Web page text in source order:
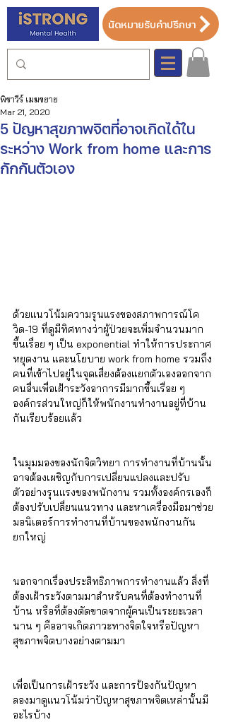
นัดหมายรับคำปรึกษา
5 ปัญหาสุขภาพจิตที่อาจเกิดได้ใน
ระหว่าง Work from home และการ
กักกันตัวเอง
พิชาวีร์ เมฆขยาย
Mar 21, 2020
ด้วยแนวโน้มความรุนแรงของสภาพการณ์โค
วิด-19 ที่ดูมีทิศทางว่าผู้ป่วยจะเพิ่มจำนวนมาก
ขึ้นเรื่อย ๆ เป็น exponential ทำให้การประกาศ
หยุดงาน และนโยบาย work from home รวมถึง
คนที่เข้าไปอยู่ในจุดเสี่ยงต้องแยกตัวเองออกจาก
คนอื่นเพื่อเฝ้าระวังอาการมีมากขึ้นเรื่อย ๆ
องค์กรส่วนใหญ่ก็ให้พนักงานทำงานอยู่ที่บ้าน
กันเรียบร้อยแล้ว
ในมุมมองของนักจิตวิทยา การทำงานที่บ้านนั้น
อาจต้องเผชิญกับการเปลี่ยนแปลงและปรับ
ตัวอย่างรุนแรงของพนักงาน รวมทั้งองค์กรเองก็
ต้องปรับเปลี่ยนแนวทาง และหาเครื่องมือมาช่วย
มอนิเตอร์การทำงานที่บ้านของพนักงานกัน
ยกใหญ่
นอกจากเรื่องประสิทธิภาพการทำงานแล้ว สิ่งที่
ต้องเฝ้าระวังตามมาสำหรับคนที่ต้องทำงานที่
บ้าน หรือที่ต้องตัดขาดจากผู้คนเป็นระยะเวลา
นาน ๆ คืออาจเกิดภาวะทางจิตใจหรือปัญหา
สุขภาพจิตบางอย่างตามมา
เพื่อเป็นการเฝ้าระวัง และการป้องกันปัญหา
ลองมาดูแนวโน้มว่าปัญหาสุขภาพจิตเหล่านั้นมี
อะไรบ้าง